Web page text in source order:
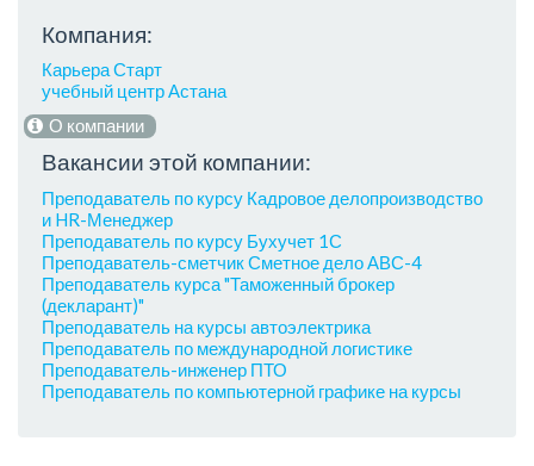
Компания:
Карьера Старт
учебный центр Астана
О компании
Вакансии этой компании:
Преподаватель по курсу Кадровое делопроизводство
и HR-Менеджер
Преподаватель по курсу Бухучет 1С
Преподаватель-сметчик Сметное дело АВС-4
Преподаватель курса "Таможенный брокер
(декларант)"
Преподаватель на курсы автоэлектрика
Преподаватель по международной логистике
Преподаватель-инженер ПТО
Преподаватель по компьютерной графике на курсы